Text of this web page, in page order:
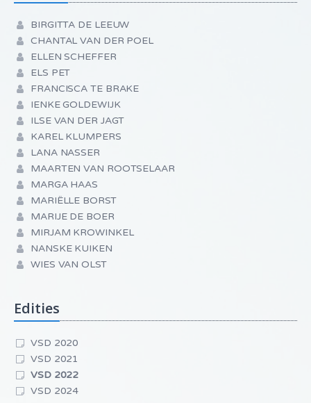
BIRGITTA DE LEEUW
CHANTAL VAN DER POEL
ELLEN SCHEFFER
ELS PET
FRANCISCA TE BRAKE
IENKE GOLDEWIJK
ILSE VAN DER JAGT
KAREL KLUMPERS
LANA NASSER
MAARTEN VAN ROOTSELAAR
MARGA HAAS
MARIËLLE BORST
MARIJE DE BOER
MIRJAM KROWINKEL
NANSKE KUIKEN
WIES VAN OLST
Edities
VSD 2020
VSD 2021
VSD 2022
VSD 2024